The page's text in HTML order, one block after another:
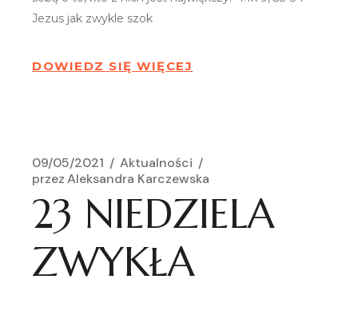
Jezus jak zwykle szok
DOWIEDZ SIĘ WIĘCEJ
09/05/2021
Aktualności
przez Aleksandra Karczewska
23 NIEDZIELA
ZWYKŁA